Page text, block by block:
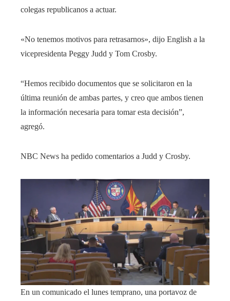
colegas republicanos a actuar.
«No tenemos motivos para retrasarnos», dijo English a la
vicepresidenta Peggy Judd y Tom Crosby.
“Hemos recibido documentos que se solicitaron en la
última reunión de ambas partes, y creo que ambos tienen
la información necesaria para tomar esta decisión”,
agregó.
NBC News ha pedido comentarios a Judd y Crosby.
En un comunicado el lunes temprano, una portavoz de